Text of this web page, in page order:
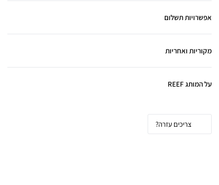
אפשרויות תשלום
מקוריות ואחריות
על המותג REEF
צריכים עזרה?